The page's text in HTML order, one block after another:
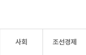
사회 조선경제